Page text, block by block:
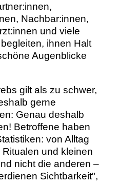
Nachbar:innen,
und viele
ihnen Halt
Augenblicke
gilt als zu schwer,
gerne
Genau deshalb
Betroffene haben
von Alltag
und kleinen
nicht die anderen –
Sichtbarkeit",